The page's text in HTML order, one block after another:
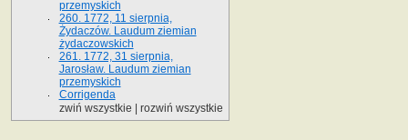
przemyskich
260. 1772, 11 sierpnia,
Żydaczów. Laudum ziemian
żydaczowskich
261. 1772, 31 sierpnia,
Jarosław. Laudum ziemian
przemyskich
Corrigenda
zwiń wszystkie
rozwiń wszystkie